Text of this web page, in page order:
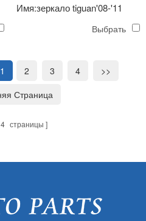
Имя:зеркало tiguan'08-'11
Выбрать
1 2 3 4
>>
Страница
4 страницы